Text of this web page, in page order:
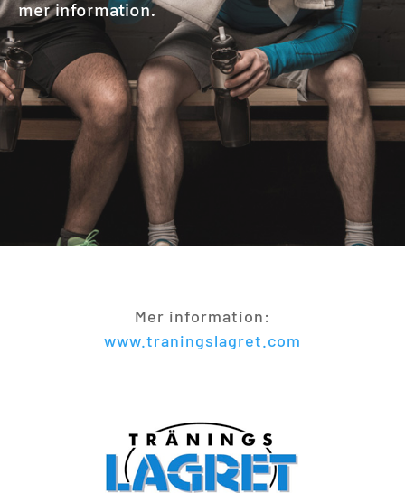
mer information.
Mer information:
www.traningslagret.com